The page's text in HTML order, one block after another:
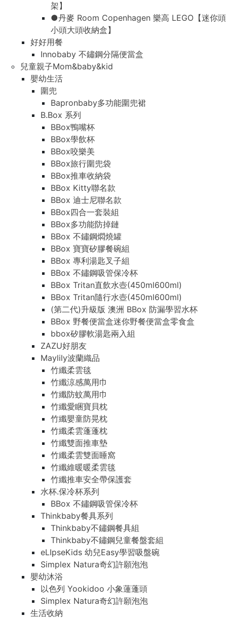
架】
●丹麥 Room Copenhagen 樂高 LEGO【迷你頭
小頭大頭收納盒】
好好用餐
Innobaby 不鏽鋼分隔便當盒
兒童親子Mom&baby&kid
嬰幼生活
圍兜
Bapronbaby多功能圍兜裙
B.Box 系列
BBox鴨嘴杯
BBox學飲杯
BBox咬樂美
BBox旅行圍兜袋
BBox推車收納袋
BBox Kitty聯名款
BBox 迪士尼聯名款
BBox四合一套裝組
BBox多功能防掉鏈
BBox 不鏽鋼燜燒罐
BBox 寶寶矽膠餐碗組
BBox 專利湯匙叉子組
BBox 不鏽鋼吸管保冷杯
BBox Tritan直飲水壺(450ml600ml)
BBox Tritan隨行水壺(450ml600ml)
(第二代)升級版 澳洲 BBox 防漏學習水杯
BBox 野餐便當盒迷你野餐便當盒零食盒
bbox矽膠軟湯匙兩入組
ZAZU好朋友
Maylily波蘭織品
竹纖柔雲毯
竹纖涼感萬用巾
竹纖防蚊萬用巾
竹纖愛睏寶貝枕
竹纖嬰童防晃枕
竹纖柔雲蓬蓬枕
竹纖雙面推車墊
竹纖柔雲雙面睡窩
竹纖維暖暖柔雲毯
竹纖推車安全帶保護套
水杯.保冷杯系列
BBox 不鏽鋼吸管保冷杯
Thinkbaby餐具系列
Thinkbaby不鏽鋼餐具組
Thinkbaby不鏽鋼兒童餐盤套組
eLIpseKids 幼兒Easy學習吸盤碗
Simplex Natura奇幻許願泡泡
嬰幼沐浴
以色列 Yookidoo 小象蓮蓬頭
Simplex Natura奇幻許願泡泡
生活收納